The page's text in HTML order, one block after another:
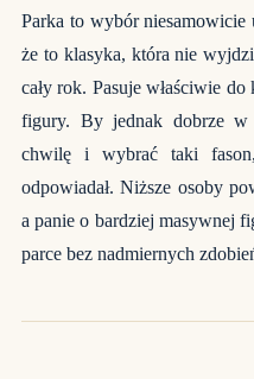
Parka to wybór niesamowicie
że to klasyka, która nie
cały rok. Pasuje właściwie
figury. By jednak dobrze w
chwilę i wybrać taki
odpowiadał. Niższe osoby
a panie o bardziej masywnej
parce bez nadmiernych